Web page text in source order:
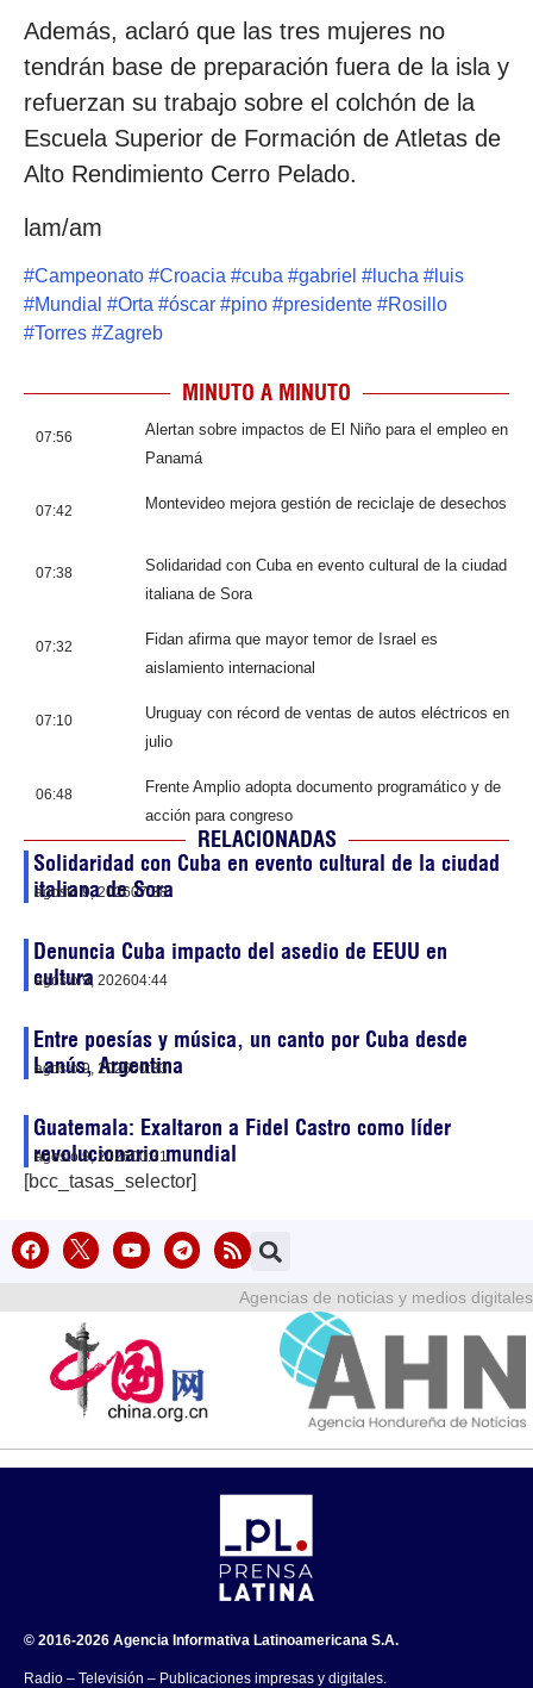
Además, aclaró que las tres mujeres no
tendrán base de preparación fuera de la isla y
refuerzan su trabajo sobre el colchón de la
Escuela Superior de Formación de Atletas de
Alto Rendimiento Cerro Pelado.
lam/am
#Campeonato #Croacia #cuba #gabriel # lucha # luis
#Mundial #Orta #óscar #pino #presidente #Rosillo
#Torres #Zagreb
MINUTO A MINUTO
07:56
Alertan sobre impactos de El Niño para el empleo en
Panamá
07:42 Montevideo mejora gestión de reciclaje de desechos
07:38
Solidaridad con Cuba en evento cultural de la ciudad
italiana de Sora
07:32
Fidan afirma que mayor temor de Israel es
aislamiento internacional
07:10
Uruguay con récord de ventas de autos eléctricos en
julio
06:48
Frente Amplio adopta documento programático y de
acción para congreso
RELACIONADAS
Solidaridad con Cuba en evento cultural de la ciudad
italiana de Sora
agosto 9, 202607:38
Denuncia Cuba impacto del asedio de EEUU en
cultura
agosto 9, 202604:44
Entre poesías y música, un canto por Cuba desde
Lanús, Argentina
agosto 9, 202600:33
Guatemala: Exaltaron a Fidel Castro como líder
revolucionario mundial
agosto 9, 202600:31
[bcc_tasas_selector]
Agencias de noticias y medios digitales
© 2016-2026 Agencia Informativa Latinoamericana S.A.
Radio – Televisión – Publicaciones impresas y digitales.